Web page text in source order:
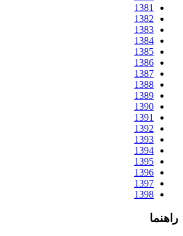
1381
1382
1383
1384
1385
1386
1387
1388
1389
1390
1391
1392
1393
1394
1395
1396
1397
1398
راهنما